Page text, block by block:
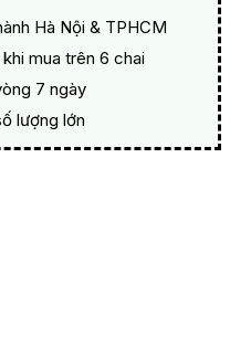
Hà Nội & TPHCM
khi mua trên 6 chai
7 ngày
lượng lớn